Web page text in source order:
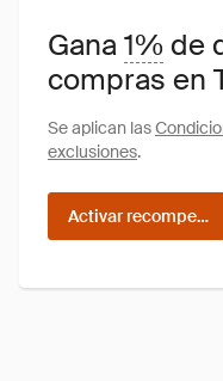
Gana1% de
compras en
Se aplican las
exclusiones.
Activar recompensas